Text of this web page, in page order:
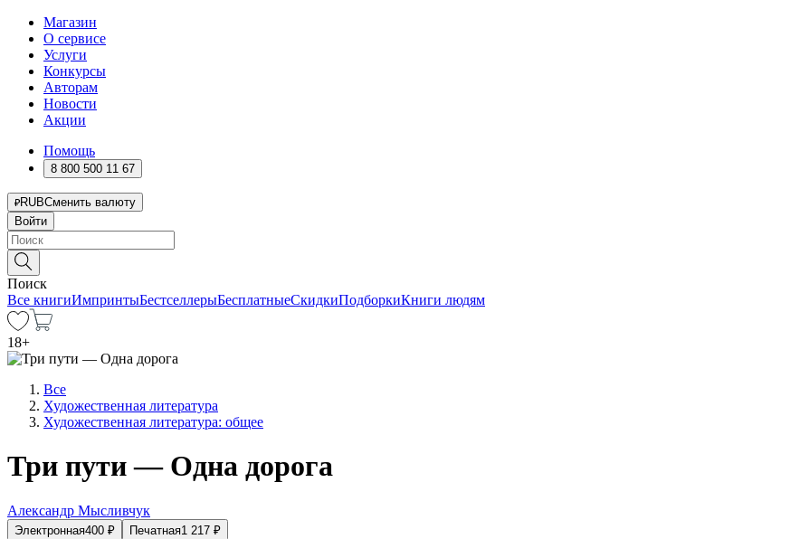
Магазин
О сервисе
Услуги
Конкурсы
Авторам
Новости
Акции
Помощь
8 800 500 11 67
RUBСменить валюту
Войти
Поиск
Все книгиИмпринтыБестселлерыБесплатныеСкидкиПодборкиКниги людям
18+
Все
Художественная литература
Художественная литература: общее
Три пути — Одна дорога
Александр Мысливчук
Электронная400 ₽ Печатная1 217 ₽